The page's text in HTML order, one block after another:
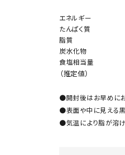
エネルギー
たんぱく質
脂質
炭水化物
食塩相当量
（推定値）
●開封後はお早めにお
●表面や中に見える黒
●気温により脂が溶